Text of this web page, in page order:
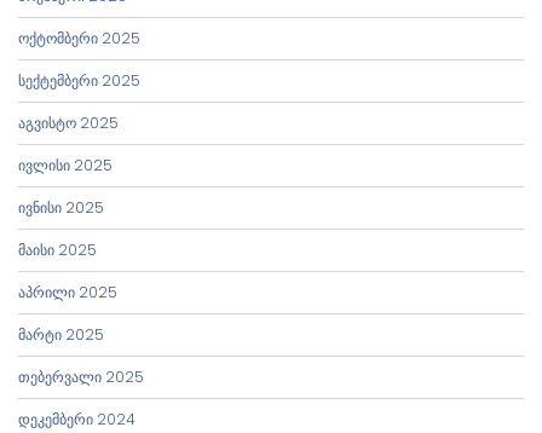
ოქტომბერი 2025
სექტემბერი 2025
აგვისტო 2025
ივლისი 2025
ივნისი 2025
მაისი 2025
აპრილი 2025
მარტი 2025
თებერვალი 2025
დეკემბერი 2024